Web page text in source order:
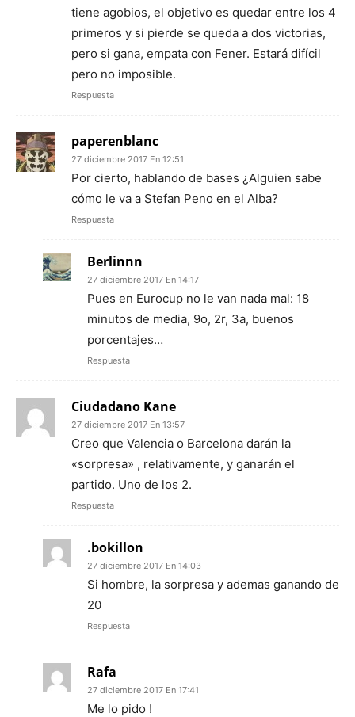
tiene agobios, el objetivo es quedar entre los 4
primeros y si pierde se queda a dos victorias,
pero si gana, empata con Fener. Estará difícil
pero no imposible.
Respuesta
paperenblanc
27 diciembre 2017 En 12:51
Por cierto, hablando de bases ¿Alguien sabe
cómo le va a Stefan Peno en el Alba?
Respuesta
Berlinnn
27 diciembre 2017 En 14:17
Pues en Eurocup no le van nada mal: 18
minutos de media, 9o, 2r, 3a, buenos
porcentajes…
Respuesta
Ciudadano Kane
27 diciembre 2017 En 13:57
Creo que Valencia o Barcelona darán la
«sorpresa» , relativamente, y ganarán el
partido. Uno de los 2.
Respuesta
.bokillon
27 diciembre 2017 En 14:03
Si hombre, la sorpresa y ademas ganando de
20
Respuesta
Rafa
27 diciembre 2017 En 17:41
Me lo pido !